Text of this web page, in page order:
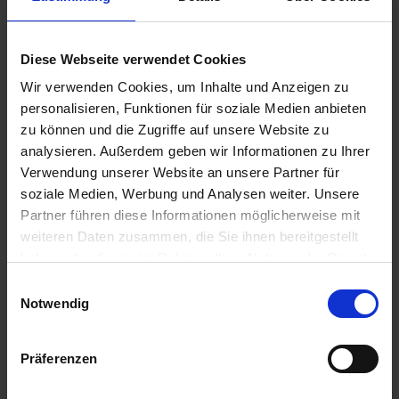
Diese Webseite verwendet Cookies
Wir verwenden Cookies, um Inhalte und Anzeigen zu
personalisieren, Funktionen für soziale Medien anbieten
zu können und die Zugriffe auf unsere Website zu
analysieren. Außerdem geben wir Informationen zu Ihrer
Verwendung unserer Website an unsere Partner für
soziale Medien, Werbung und Analysen weiter. Unsere
Partner führen diese Informationen möglicherweise mit
weiteren Daten zusammen, die Sie ihnen bereitgestellt
Notwendig
Präferenzen
23,99 € / St
IN DEN
76,81 € / St
IN DEN
Anmelden für Ihren persönlichen Preis
92,46 € / St
Auf Lager